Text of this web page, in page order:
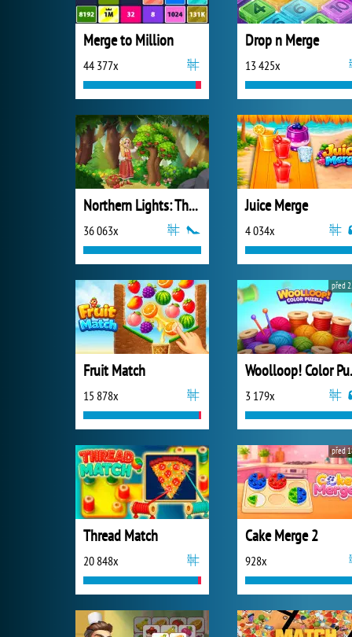
Merge to Million
44 377x
Drop n Merge
13 425x
Northern Lights: The Secret of the Forest
36 063x
Juice Merge
4 034x
Fruit Match
15 878x 3 179x
před
Thread Match
20 848x
Cake Merge 2
928x
před